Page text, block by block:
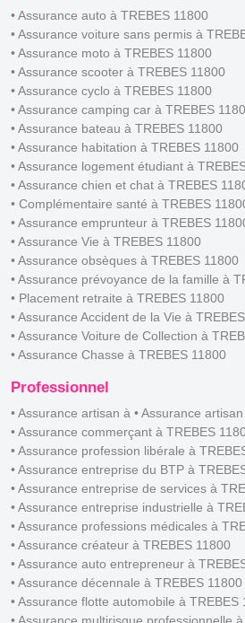
• Assurance auto à TREBES 11800
• Assurance voiture sans permis à
• Assurance moto à TREBES 11800
• Assurance scooter à TREBES 11800
• Assurance cyclo à TREBES 11800
• Assurance camping car à TREBES
• Assurance bateau à TREBES 11800
• Assurance habitation à TREBES 11800
• Assurance logement étudiant à
• Assurance chien et chat à TREBES
• Complémentaire santé à TREBES
• Assurance emprunteur à TREBES
• Assurance Vie à TREBES 11800
• Assurance obsèques à TREBES 11800
• Assurance prévoyance de la famille à
• Placement retraite à TREBES 11800
• Assurance Accident de la Vie à
• Assurance Voiture de Collection à
• Assurance Chasse à TREBES 11800
Professionnel
• Assurance artisan à • Assurance
• Assurance commerçant à TREBES
• Assurance profession libérale à
• Assurance entreprise du BTP à
• Assurance entreprise de services à
• Assurance entreprise industrielle à
• Assurance professions médicales à
• Assurance créateur à TREBES 11800
• Assurance auto entrepreneur à
• Assurance décennale à TREBES 11800
• Assurance flotte automobile à TREBES
• Assurance multirisque professionnelle